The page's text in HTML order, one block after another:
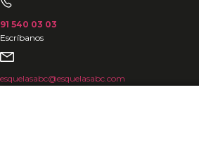
91 540 03 03
Escríbanos
esquelasabc@esquelasabc.com